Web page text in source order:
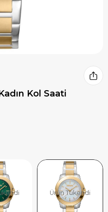
Kol Saati
Ürün Tükendi